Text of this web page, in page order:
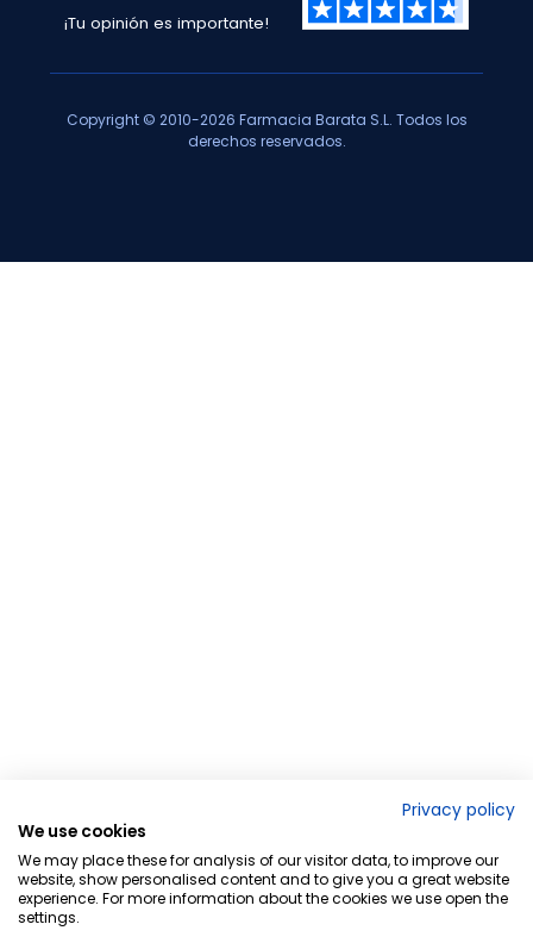
¡Tu opinión es importante!
Copyright © 2010-2026 Farmacia Barata S.L. Todos los
derechos reservados.
Privacy policy
We use cookies
We may place these for analysis of our visitor data, to improve our
website, show personalised content and to give you a great website
experience. For more information about the cookies we use open the
settings.